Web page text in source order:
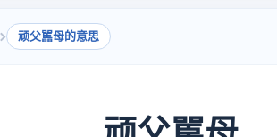
顽父嚚母的意思